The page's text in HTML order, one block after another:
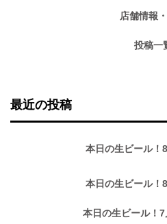
店舗情報
投稿一
最近の投稿
本日の生ビール！
本日の生ビール！
本日の生ビール！7